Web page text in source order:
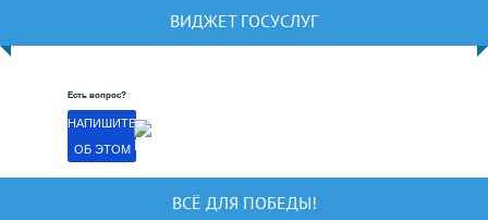
ВИДЖЕТ ГОСУСЛУГ
Есть вопрос?
НАПИШИТЕ
ОБ ЭТОМ
ВСЁ ДЛЯ ПОБЕДЫ!